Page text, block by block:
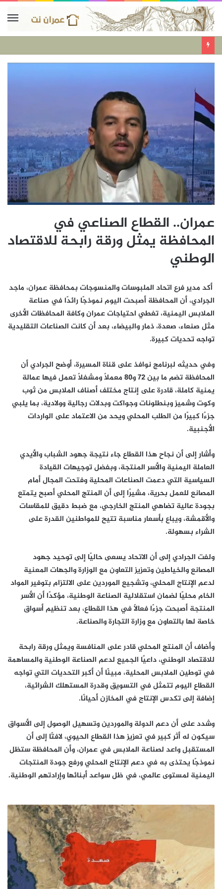
عمران.. القطاع الصناعي في
المحافظة يمثل ورقة رابحة للاقتصاد
الوطني
أكد مدير فرع اتحاد الملبوسات والمنسوجات بمحافظة عمران، ماجد
الجرادي، أن المحافظة أصبحت اليوم نموذجًا رائدًا في صناعة
الملابس اليمنية، تغطي احتياجات عمران وكافة المحافظات الأخرى
مثل صنعاء، صعدة، ذمار والبيضاء، بعد أن كانت الصناعات التقليدية
تواجه تحديات كبيرة.
وفي حديثه لبرنامج نوافذ على قناة المسيرة، أوضح الجرادي أن
المحافظة تضم ما بين 72 و80 معملًا ومشغلًا تعمل فيها عمالة
يمنية كاملة، قادرة على إنتاج مختلف أصناف الملابس من ثوب
وكوت وشميز وبنطلونات وجواكت وبدلات رجالية وولادية، بما يلبي
جزءًا كبيرًا من الطلب المحلي ويحد من الاعتماد على الواردات
الأجنبية.
وأشار إلى أن نجاح هذا القطاع جاء نتيجة جهود الشباب والأيدي
العاملة اليمنية والأسر المنتجة، وبفضل توجيهات القيادة
السياسية التي دعمت الصناعات المحلية وفتحت المجال أمام
المصانع للعمل بحرية، مشيرًا إلى أن المنتج المحلي أصبح يتمتع
بجودة عالية تضاهي المنتج الخارجي، مع ضبط دقيق للمقاسات
والأقمشة، ويباع بأسعار مناسبة تتيح للمواطنين القدرة على
الشراء بسهولة.
ولفت الجرادي إلى أن الاتحاد يسعى حاليًا إلى توحيد جهود
المصانع والخياطين وتعزيز التعاون مع الوزارة والجهات المعنية
لدعم الإنتاج المحلي، وتشجيع الموردين على الالتزام بتوفير المواد
الخام محليًا لضمان استقلالية الصناعة الوطنية، مؤكدًا أن الأسر
المنتجة أصبحت جزءًا فعالًا في هذا القطاع، بعد تنظيم أسواق
خاصة لها بالتعاون مع وزارة التجارة والصناعة.
وأضاف أن المنتج المحلي قادر على المنافسة ويمثل ورقة رابحة
للاقتصاد الوطني، داعيًا الجميع لدعم الصناعة الوطنية والمساهمة
في توطين الملابس المحلية، مبينًا أن أكبر التحديات التي تواجه
القطاع اليوم تتمثل في التسويق وقدرة المستهلك الشرائية،
إضافة إلى تكدس الإنتاج في المخازن أحيانًا.
وشدد على أن دعم الدولة والموردين وتسهيل الوصول إلى الأسواق
سيكون له أثر كبير في تعزيز هذا القطاع الحيوي، لافتًا إلى أن
المستقبل واعد لصناعة الملابس في عمران، وأن المحافظة ستظل
نموذجًا يحتذى به في دعم الإنتاج المحلي ورفع جودة المنتجات
اليمنية لمستوى عالمي، في ظل سواعد أبنائها وإرادتهم الوطنية.